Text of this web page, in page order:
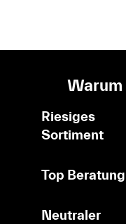
Warum
Riesiges
Sortiment
Top Beratung
Neutraler